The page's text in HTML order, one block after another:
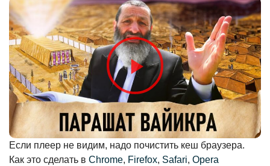
Если плеер не видим, надо почистить кеш браузера.
Как это сделать в Chrome, Firefox, Safari, Opera